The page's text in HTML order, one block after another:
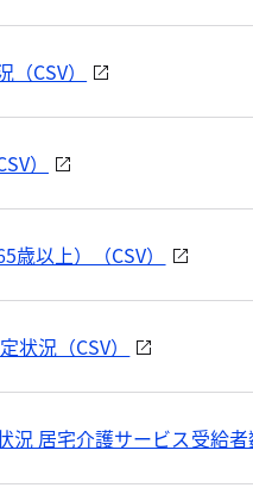
CSV）
）
以上）（CSV）
状況（CSV）
況 居宅介護サービス受給者